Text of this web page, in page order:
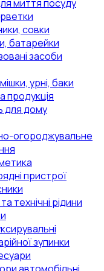
миття посуду
совки
батарейки
засоби
урні, баки
продукція
для дому
огороджувальне
пристрої
технічні рідини
зупинки